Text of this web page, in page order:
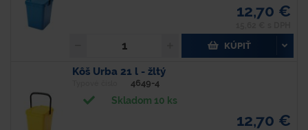
12,70 €
KÚPIŤ
Kôš Urba 21 l - žltý
4649-4
Skladom 10 ks
12,70 €